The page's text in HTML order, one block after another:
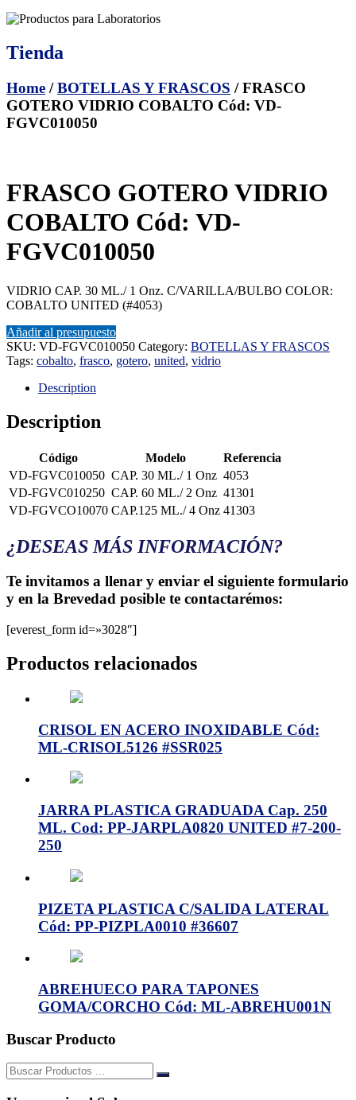
Tienda
Home /BOTELLAS Y FRASCOS / FRASCO
GOTERO VIDRIO COBALTO Cód: VD-
FGVC010050
FRASCO GOTERO VIDRIO
COBALTO Cód: VD-
FGVC010050
VIDRIO CAP. 30 ML./ 1 Onz. C/VARILLA/BULBO COLOR:
COBALTO UNITED (#4053)
Añadir al presupuesto
SKU: VD-FGVC010050 Category: BOTELLAS Y FRASCOS
Tags: cobalto, frasco, gotero, united, vidrio
Description
Description
Código Modelo
Referencia
VD-FGVC010050 CAP. 30 ML./ 1 Onz 4053
VD-FGVC010250 CAP. 60 ML./ 2 Onz 41301
VD-FGVCO10070 CAP.125 ML./ 4 Onz 41303
¿DESEAS MÁS INFORMACIÓN?
Te invitamos a llenar y enviar el siguiente formulario
y en la Brevedad posible te contactarémos:
[everest_form id=»3028″]
Productos relacionados
CRISOL EN ACERO INOXIDABLE Cód:
ML-CRISOL5126 #SSR025
JARRA PLASTICA GRADUADA Cap. 250
ML. Cod: PP-JARPLA0820 UNITED #7-200-
250
PIZETA PLASTICA C/SALIDA LATERAL
Cód: PP-PIZPLA0010 #36607
ABREHUECO PARA TAPONES
GOMA/CORCHO Cód: ML-ABREHU001N
Buscar Producto
Buscar: